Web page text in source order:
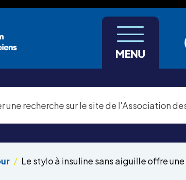
MENU
Le stylo à insuline sans aiguille offre une